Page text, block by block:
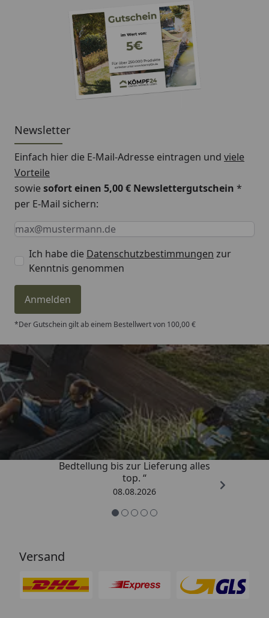
Newsletter
Einfach hier die E-Mail-Adresse eintragen und viele
Vorteile
sowiesofort einen 5,00 € Newslettergutschein *
per E-Mail sichern:
Keine Eingabe erforderlich
Eingabe erforderlich
E-Mail *
Ich habe die Datenschutzbestimmungen zur
Kenntnis genommen
Anmelden
*Der Gutschein gilt ab einem Bestellwert von 100,00 €
Trusted Shops
4,81/ 5
„Von der Beschreigung über die
Bedtellung bis zur Lieferung alles
top. “
08.08.2026
Versand